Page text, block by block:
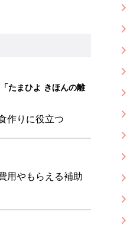
たまひよ きほんの離
作りに役立つ
用やもらえる補助